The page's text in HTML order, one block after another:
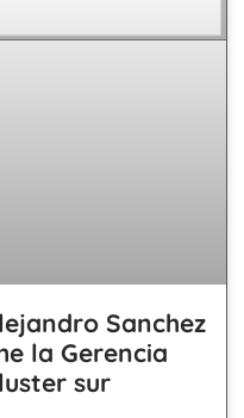
Sanchez
la Gerencia
sur